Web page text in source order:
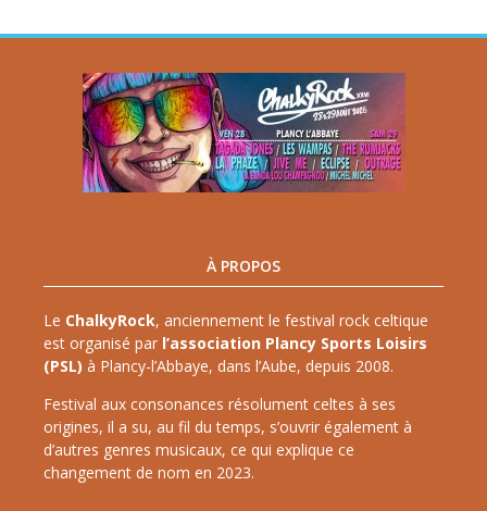
À PROPOS
Le ChalkyRock, anciennement le festival rock celtique
est organisé par l’association Plancy Sports Loisirs
(PSL) à Plancy-l’Abbaye, dans l’Aube, depuis 2008.
Festival aux consonances résolument celtes à ses
origines, il a su, au fil du temps, s’ouvrir également à
d’autres genres musicaux, ce qui explique ce
changement de nom en 2023.